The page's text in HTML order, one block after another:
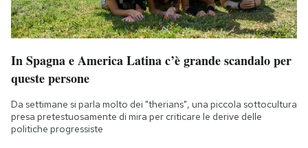
In Spagna e America Latina c’è grande scandalo per
queste persone
Da settimane si parla molto dei "therians", una piccola sottocultura
presa pretestuosamente di mira per criticare le derive delle
politiche progressiste